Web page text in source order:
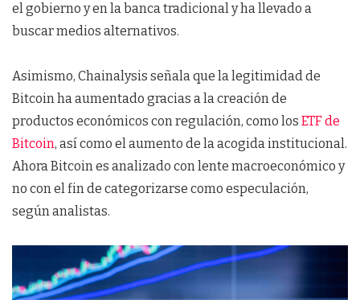
el gobierno y en la banca tradicional y ha llevado a
buscar medios alternativos.
Asimismo, Chainalysis señala que la legitimidad de
Bitcoin ha aumentado gracias a la creación de
productos económicos con regulación, como los ETF de
Bitcoin, así como el aumento de la acogida institucional.
Ahora Bitcoin es analizado con lente macroeconómico y
no con el fin de categorizarse como especulación,
según analistas.